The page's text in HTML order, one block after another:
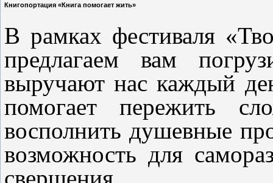
Книгопортация «Книга помогает жить»
В рамках фестиваля
предлагаем вам
выручают нас каждый
помогает пережить
восполнить душевные
возможность для
свершения.